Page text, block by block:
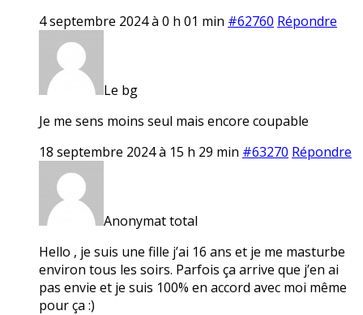
4 septembre 2024 à 0 h 01 min #62760 Répondre
Le bg
Je me sens moins seul mais encore coupable
18 septembre 2024 à 15 h 29 min #63270 Répondre
Anonymat total
Hello , je suis une fille j’ai 16 ans et je me masturbe
environ tous les soirs. Parfois ça arrive que j’en ai
pas envie et je suis 100% en accord avec moi même
pour ça :)